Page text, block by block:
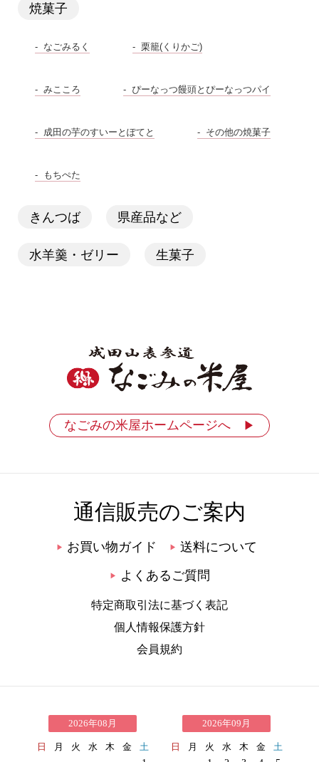
焼菓子
なごみるく 栗籠(くりかご)
みこころ ぴーなっつ饅頭とぴーなっつパイ
成田の芋のすいーとぽてと その他の焼菓子
もちぺた
きんつば 県産品など
水羊羹・ゼリー 生菓子
なごみの米屋ホームページへ ▶
通信販売のご案内
▶ お買い物ガイド ▶ 送料について
▶ よくあるご質問
特定商取引法に基づく表記
個人情報保護方針
会員規約
2026年08月
日 月 火 水 木 金
土
2026年09月
日 月 火 水 木 金
土